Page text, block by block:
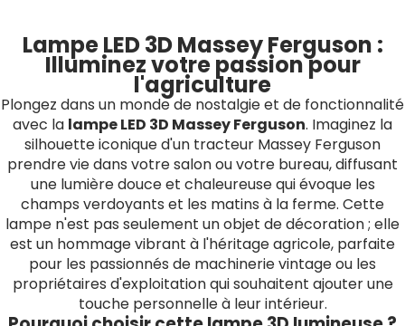
Lampe LED 3D Massey Ferguson :
Illuminez votre passion pour
l'agriculture
Plongez dans un monde de nostalgie et de fonctionnalité
avec la lampe LED 3D Massey Ferguson. Imaginez la
silhouette iconique d'un tracteur Massey Ferguson
prendre vie dans votre salon ou votre bureau, diffusant
une lumière douce et chaleureuse qui évoque les
champs verdoyants et les matins à la ferme. Cette
lampe n'est pas seulement un objet de décoration ; elle
est un hommage vibrant à l'héritage agricole, parfaite
pour les passionnés de machinerie vintage ou les
propriétaires d'exploitation qui souhaitent ajouter une
touche personnelle à leur intérieur.